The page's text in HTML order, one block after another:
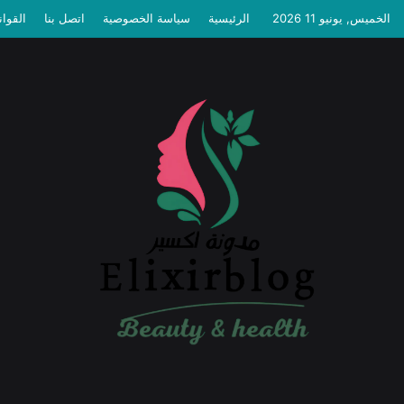
الخميس, يونيو 11 2026 الرئيسية سياسة الخصوصية اتصل بنا